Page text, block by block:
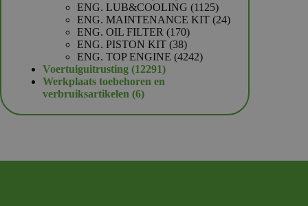
producten
ENG. LUB&COOLING 11251125
producten
ENG. MAINTENANCE KIT 2424
ENG. OIL FILTER 170170
producten
ENG. PISTON KIT 3838
producten
ENG. TOP ENGINE 42424242
Voertuiguitrusting 1229112291
producten
Werkplaats toebehoren en
verbruiksartikelen 66